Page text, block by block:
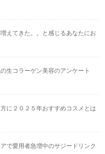
えてきた。。と感じるあなたにお
生コラーゲン美容のアンケート
に２０２５年おすすめコスメとは
で愛用者急増中のサジードリンク